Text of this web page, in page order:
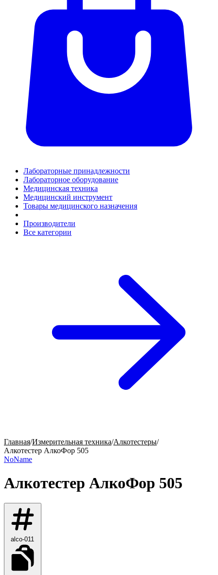
Лабораторные принадлежности
Лабораторное оборудование
Медицинская техника
Медицинский инструмент
Товары медицинского назначения
Производители
Все категории
Главная/Измерительная техника/Алкотестеры/
Алкотестер АлкоФор 505
NoName
Алкотестер АлкоФор 505
alco-011